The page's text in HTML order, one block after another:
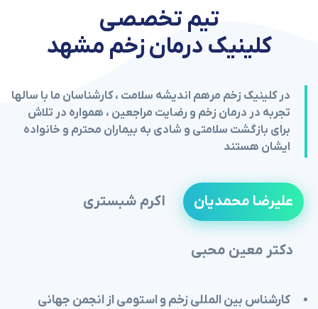
تیم تخصصی
کلینیک درمان زخم مشهد
در کلینیک زخم مرهم اندیشه سلامت ، کارشناسان ما با سالها
تجربه در درمان زخم و رضایت مراجعین ، همواره در تلاش
برای بازگشت سلامتی و شادی به بیماران محترم و خانواده
ایشان هستند
علیرضا محمدیان اکرم شبستری
دکتر معین محبی
کارشناس بین المللی زخم و استومی از انجمن جهانی